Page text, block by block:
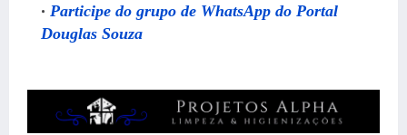
Participe do grupo de WhatsApp do Portal
Douglas Souza